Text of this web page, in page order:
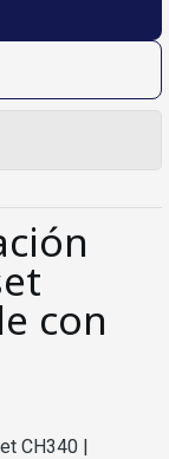
con
CH340 |